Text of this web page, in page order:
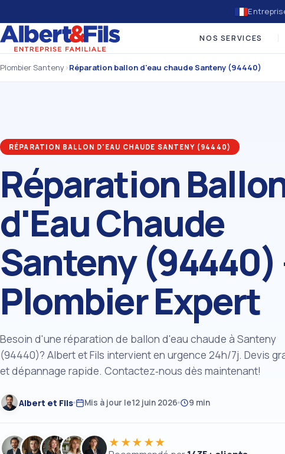
NOS SERVICES
Plombier Santeny›Réparation ballon d'eau chaude Santeny (94440)
RÉPARATION BALLON D'EAU CHAUDE SANTENY (94440)
Réparation
d'Eau Chaude
Santeny (94440)
Plombier Expert
Besoin d'une réparation de ballon d'eau chaude à Santeny
(94440)? Albert et Fils intervient en urgence 24h/7j. Devis
et dépannage rapide. Contactez‑nous dès maintenant!
Albert et Fils Mis à jour le12 juin 2026 9 min
★★★★★